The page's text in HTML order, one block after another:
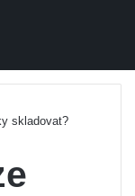
skladovat?